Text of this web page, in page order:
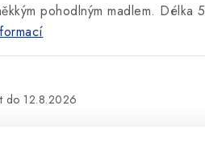
pohodlným madlem. Délka
12.8.2026